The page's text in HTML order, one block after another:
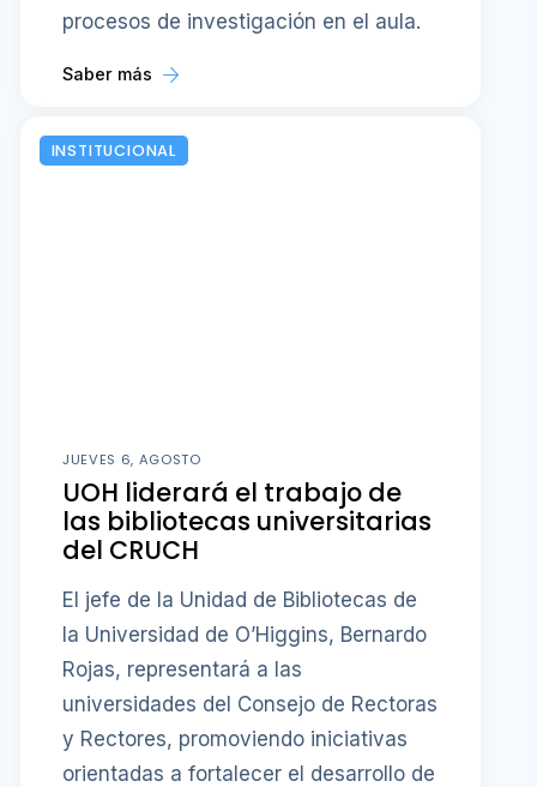
procesos de investigación en el aula.
Saber más
INSTITUCIONAL
JUEVES 6, AGOSTO
UOH liderará el trabajo de
las bibliotecas universitarias
del CRUCH
El jefe de la Unidad de Bibliotecas de
la Universidad de O’Higgins, Bernardo
Rojas, representará a las
universidades del Consejo de Rectoras
y Rectores, promoviendo iniciativas
orientadas a fortalecer el desarrollo de